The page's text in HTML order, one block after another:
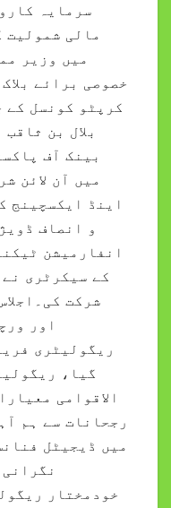
سرمایہ
مالی شمولیت
میں وزیر
خصوصی برائے
کرپٹو کونسل کے
بلال بن
بینک آف
میں آن لائن
اینڈ ایکسچینج
و انصاف
انفارمیشن
کے سیکرٹری
شرکت
اور
ریگولیٹری
گیا،
الاقوامی
رجحانات سے ہم
میں ڈیجیٹل
خودمختار